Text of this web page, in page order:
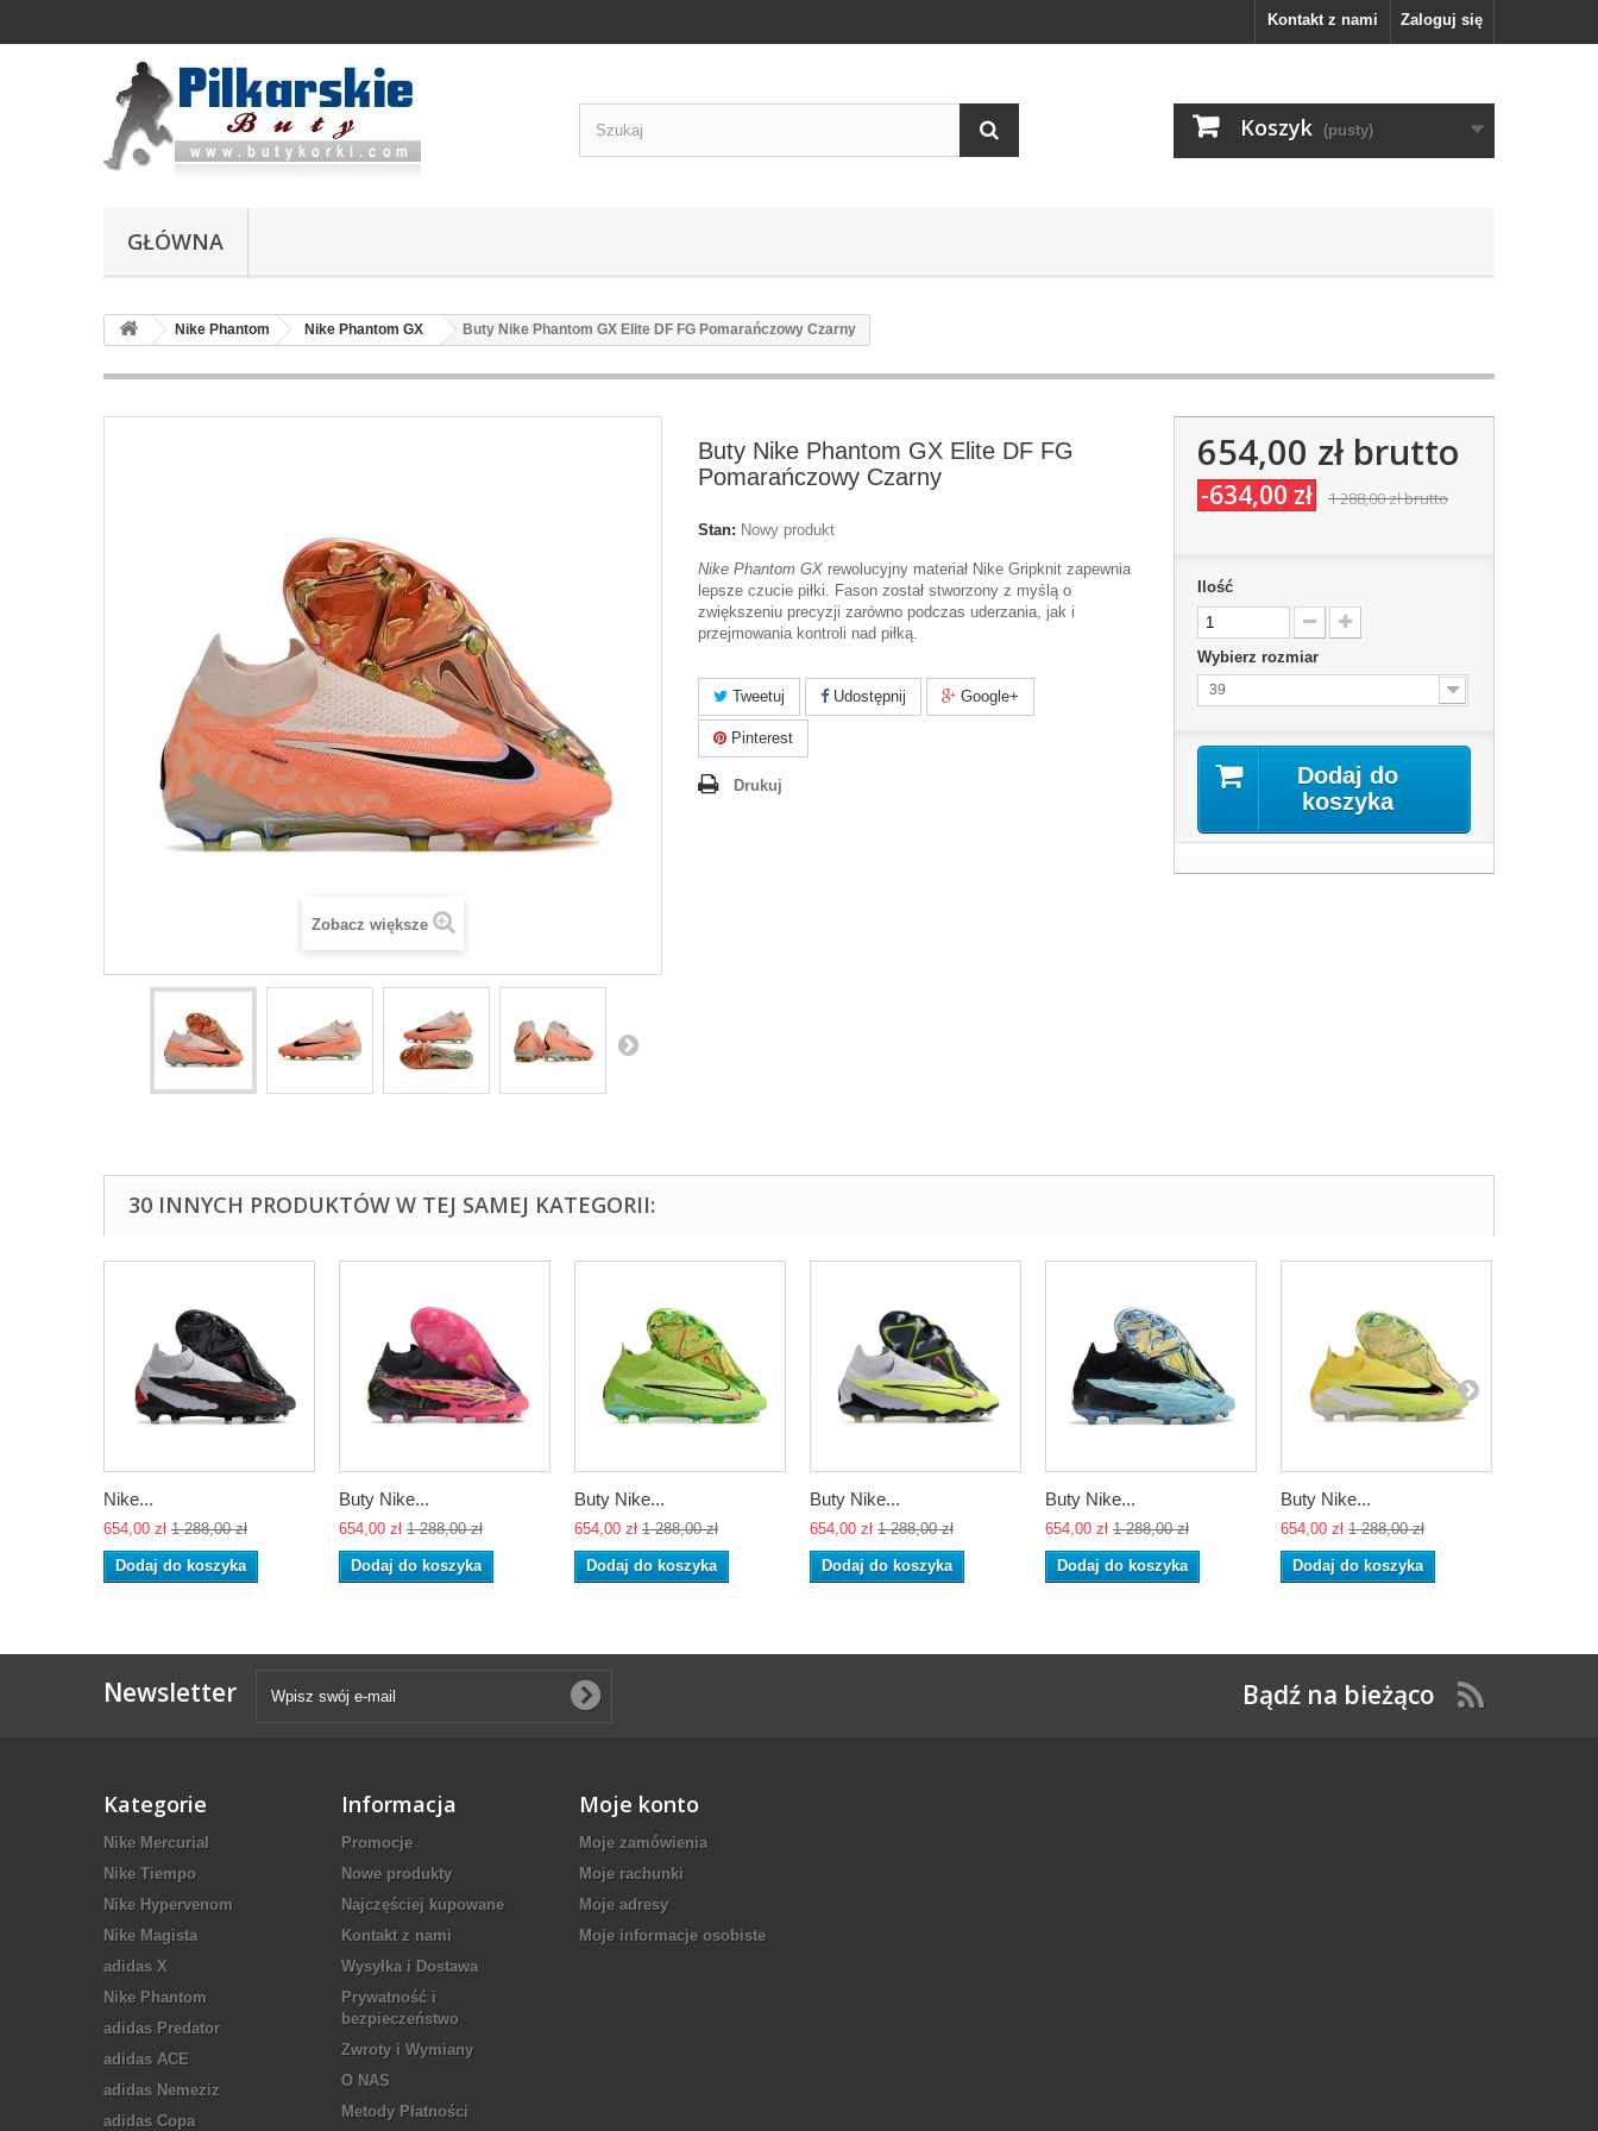
Zaloguj się
Kontakt z nami
Koszyk (pusty)
GŁÓWNA
Nike Phantom Nike Phantom GX Buty Nike Phantom GX Elite DF FG Pomarańczowy Czarny
Zobacz większe
Buty Nike Phantom GX Elite DF FG
Pomarańczowy Czarny
Stan: Nowy produkt
Nike Phantom GX rewolucyjny materiał Nike Gripknit zapewnia
lepsze czucie piłki. Fason został stworzony z myślą o
zwiększeniu precyzji zarówno podczas uderzania, jak i
przejmowania kontroli nad piłką.
Tweetuj Udostępnij Google+
Pinterest
Drukuj
654,00 złbrutto
-634,00 zł 1 288,00 złbrutto
Ilość
Wybierz rozmiar
39
Dodaj do
koszyka
30 INNYCH PRODUKTÓW W TEJ SAMEJ KATEGORII:
Nike...
654,00 zł 1 288,00 zł
Dodaj do koszyka
Buty Nike...
654,00 zł 1 288,00 zł
Dodaj do koszyka
Buty Nike...
654,00 zł 1 288,00 zł
Dodaj do koszyka
Buty Nike...
654,00 zł 1 288,00 zł
Dodaj do koszyka
Buty Nike...
654,00 zł 1 288,00 zł
Dodaj do koszyka
Buty Nike...
654,00 zł 1 288,00 zł
Dodaj do koszyka
Newsletter Bądź na bieżąco
Kategorie
Nike Mercurial
Nike Tiempo
Nike Hypervenom
Nike Magista
adidas X
Nike Phantom
adidas Predator
adidas ACE
adidas Nemeziz
adidas Copa
Informacja
Promocje
Nowe produkty
Najczęściej kupowane
Kontakt z nami
Wysyłka i Dostawa
Prywatność i
bezpieczeństwo
Zwroty i Wymiany
O NAS
Metody Płatności
Moje konto
Moje zamówienia
Moje rachunki
Moje adresy
Moje informacje osobiste